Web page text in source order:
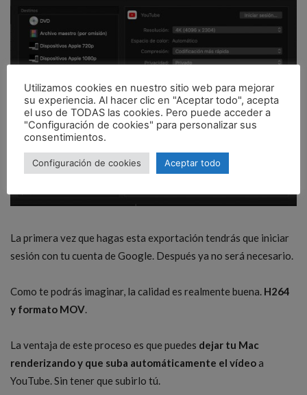
La primera vez que hagas esta exportación tendrás que iniciar
sesión con tu cuenta de Google. Después ya no será necesario.
Como te podrás imaginar, la calidad es realmente buena. H264
y formato MOV.
La ventaja de este proceso es que puedes dejar tu Mac
renderizando y que suba automáticamente el vídeoa
YouTube. Sin tener que subirlo tú.
Utilizamos cookies en nuestro sitio web para mejorar
su experiencia. Al hacer clic en "Aceptar todo", acepta
el uso de TODAS las cookies. Pero puede acceder a
"Configuración de cookies" para personalizar sus
consentimientos.
Configuración de cookies Aceptar todo